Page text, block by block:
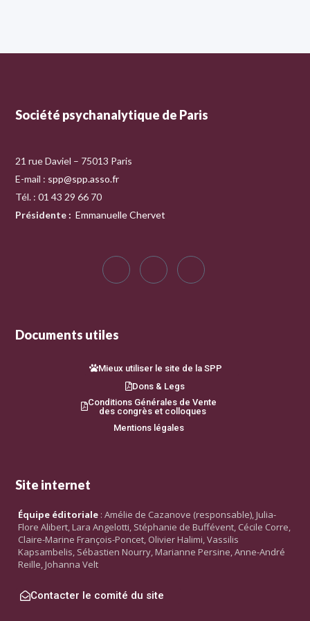
Société psychanalytique de Paris
21 rue Daviel – 75013 Paris
E-mail : spp@spp.asso.fr
Tél. : 01 43 29 66 70
Présidente : Emmanuelle Chervet
Documents utiles
Mieux utiliser le site de la SPP
Dons & Legs
Conditions Générales de Vente
des congrès et colloques
Mentions légales
Site internet
Équipe éditoriale : Amélie de Cazanove (responsable), Julia-
Flore Alibert, Lara Angelotti, Stéphanie de Buffévent, Cécile Corre,
Claire-Marine François-Poncet, Olivier Halimi, Vassilis
Kapsambelis, Sébastien Nourry, Marianne Persine, Anne-André
Reille, Johanna Velt
Contacter le comité du site